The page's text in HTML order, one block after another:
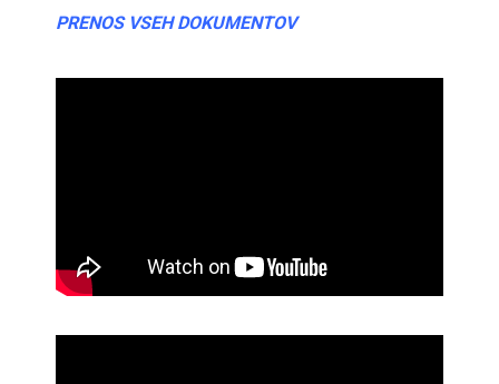
PRENOS VSEH DOKUMENTOV